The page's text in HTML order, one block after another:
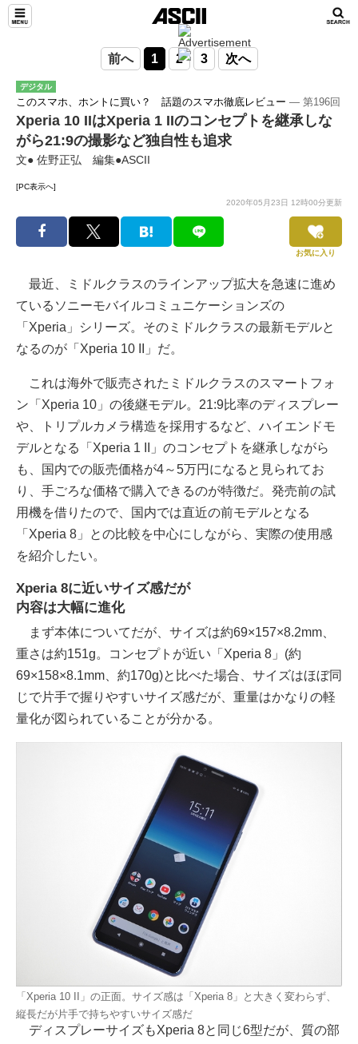
前へ 1 2 3 次へ
デジタル
このスマホ、ホントに買い？ 話題のスマホ徹底レビュー ― 第196回
Xperia 10 IIはXperia 1 IIのコンセプトを継承しな
がら21:9の撮影など独自性も追求
文● 佐野正弘 編集●ASCII
[PC表示へ]
2020年05月23日 12時00分更新
お気に入り
最近、ミドルクラスのラインアップ拡大を急速に進め
ているソニーモバイルコミュニケーションズの
「Xperia」シリーズ。そのミドルクラスの最新モデルと
なるのが「Xperia 10 II」だ。
これは海外で販売されたミドルクラスのスマートフォ
ン「Xperia 10」の後継モデル。21:9比率のディスプレー
や、トリプルカメラ構造を採用するなど、ハイエンドモ
デルとなる「Xperia 1 II」のコンセプトを継承しながら
も、国内での販売価格が4～5万円になると見られてお
り、手ごろな価格で購入できるのが特徴だ。発売前の試
用機を借りたので、国内では直近の前モデルとなる
「Xperia 8」との比較を中心にしながら、実際の使用感
を紹介したい。
Xperia 8に近いサイズ感だが
内容は大幅に進化
まず本体についてだが、サイズは約69×157×8.2mm、
重さは約151g。コンセプトが近い「Xperia 8」(約
69×158×8.1mm、約170g)と比べた場合、サイズはほぼ同
じで片手で握りやすいサイズ感だが、重量はかなりの軽
量化が図られていることが分かる。
「Xperia 10 II」の正面。サイズ感は「Xperia 8」と大きく変わらず、
縦長だが片手で持ちやすいサイズ感だ
ディスプレーサイズもXperia 8と同じ6型だが、質の部